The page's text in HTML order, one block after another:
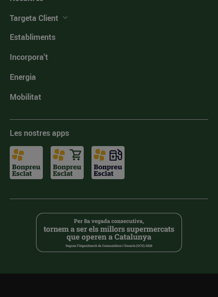
Targeta Client
Establiments
Incorpora't
Energia
Mobilitat
Les nostres apps